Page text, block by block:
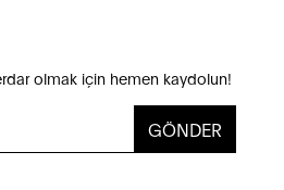
olmak için hemen kaydolun!
GÖNDER